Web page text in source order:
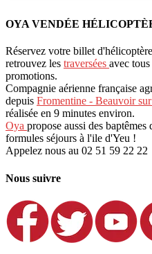
OYA VENDÉE
Réservez votre billet
retrouvez les traversées avec
promotions.
Compagnie aérienne française
depuis Fromentine - Beauvoir
réalisée en 9 minutes environ.
Oya propose aussi des
formules séjours à l'ile d'Yeu !
Appelez nous au 02 51 59 22 22
Nous suivre